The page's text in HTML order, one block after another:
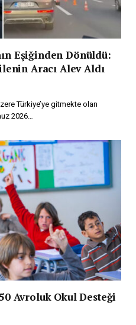
Eşiğinden Dönüldü:
Aracı Alev Aldı
Türkiye’ye gitmekte olan
2026…
Avroluk Okul Desteği